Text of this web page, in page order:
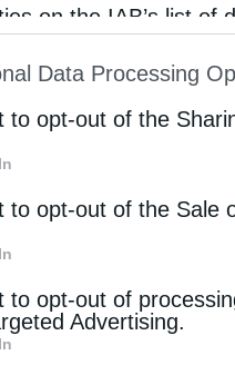
on the IAB’s list of
of Downstream
parties.
Data Processing
to opt-out of the
to opt-out of the Sale
to opt-out of
Advertising.
πρόγραμμα
σεμινάρια για
της
της
και
οποίες σχεδίασαν